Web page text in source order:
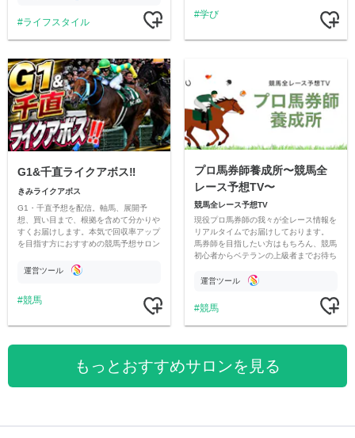
ライフスタイル
学び
G1&千直ライクアボス‼️
きみライクアボス
G1・千直予想を配信。軸馬、展開予
想、買い目まで、根拠を含めて分かりや
すくお届けします。本気で回収率アップ
を目指す方におすすめの競馬予想サロン
運営ツール
競馬
プロ馬券師養成所〜競馬全
レース予想TV〜
競馬全レース予想TV
現役プロ馬券師の我々が全レース情報を
リアルタイムでお届けしております。
馬券師を目指したい方はもちろん、競馬
初心者からベテランの上級者までお待ち
運営ツール
競馬
もっとおすすめサロンを見る